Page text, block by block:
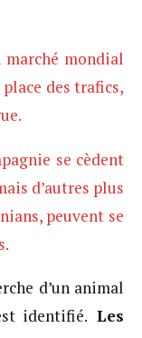
marché mondial
des trafics,
se cèdent
d’autres plus
peuvent se
d’un animal
identifié. Les